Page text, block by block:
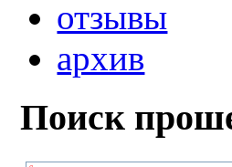
отзывы
архив
Поиск